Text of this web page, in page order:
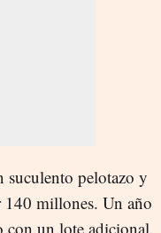
pelotazo y
140 millones. Un año
con un lote adicional